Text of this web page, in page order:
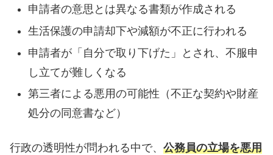
申請者の意思とは異なる書類が作成される
生活保護の申請却下や減額が不正に行われる
申請者が「自分で取り下げた」とされ、不服申
し立てが難しくなる
第三者による悪用の可能性（不正な契約や財産
処分の同意書など）
行政の透明性が問われる中で、 公務員の立場を悪用